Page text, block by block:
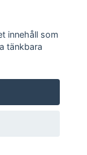
innehåll som
tänkbara